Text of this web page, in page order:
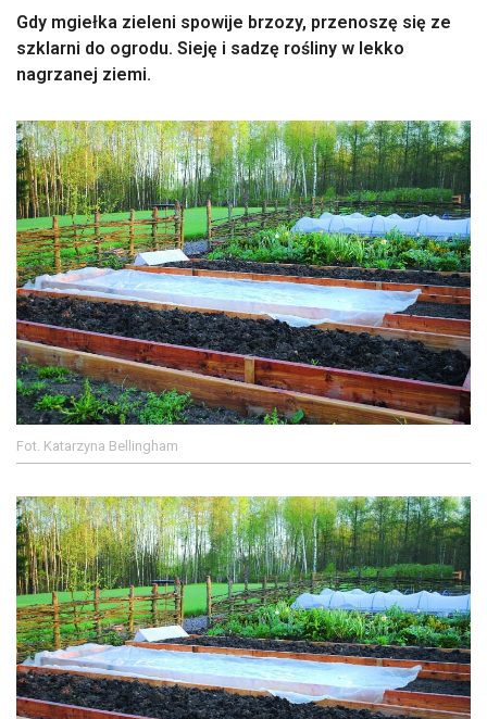
Gdy mgiełka zieleni spowije brzozy, przenoszę się ze
szklarni do ogrodu. Sieję i sadzę rośliny w lekko
nagrzanej ziemi.
Fot. Katarzyna Bellingham